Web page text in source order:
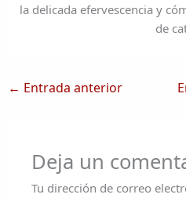
la delicada efervescencia y
de
← Entrada anterior
Deja un
Tu dirección de correo